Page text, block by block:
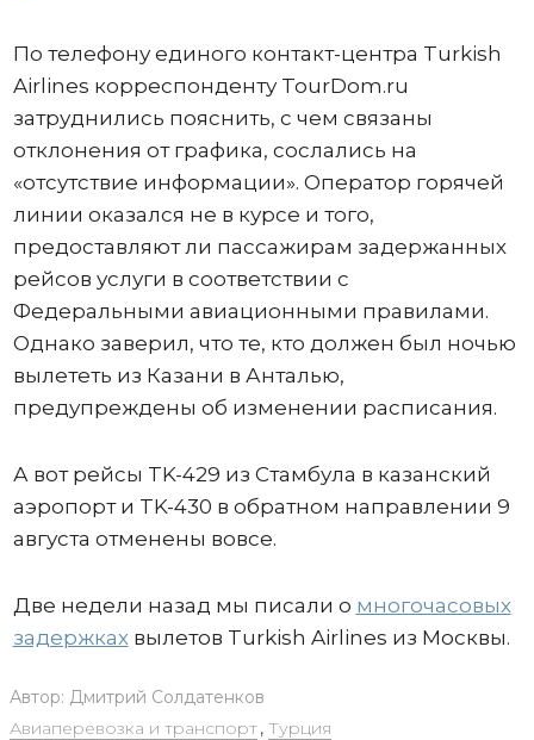
По телефону единого контакт-центра Turkish
Airlines корреспонденту TourDom.ru
затруднились пояснить, с чем связаны
отклонения от графика, сослались на
«отсутствие информации». Оператор горячей
линии оказался не в курсе и того,
предоставляют ли пассажирам задержанных
рейсов услуги в соответствии с
Федеральными авиационными правилами.
Однако заверил, что те, кто должен был ночью
вылететь из Казани в Анталью,
предупреждены об изменении расписания.
А вот рейсы TK-429 из Стамбула в казанский
аэропорт и TK-430 в обратном направлении 9
августа отменены вовсе.
Две недели назад мы писали о многочасовых
задержкахвылетов Turkish Airlines из Москвы.
Автор: Дмитрий Солдатенков
Авиаперевозка и транспорт, Турция